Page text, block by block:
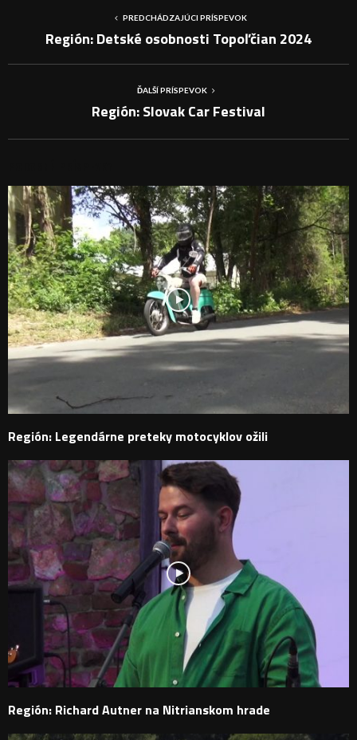
PREDCHÁDZAJÚCI PRÍSPEVOK
Región: Detské osobnosti Topoľčian 2024
ĎALŠÍ PRÍSPEVOK
Región: Slovak Car Festival
Región: Legendárne preteky motocyklov ožili
Región: Richard Autner na Nitrianskom hrade